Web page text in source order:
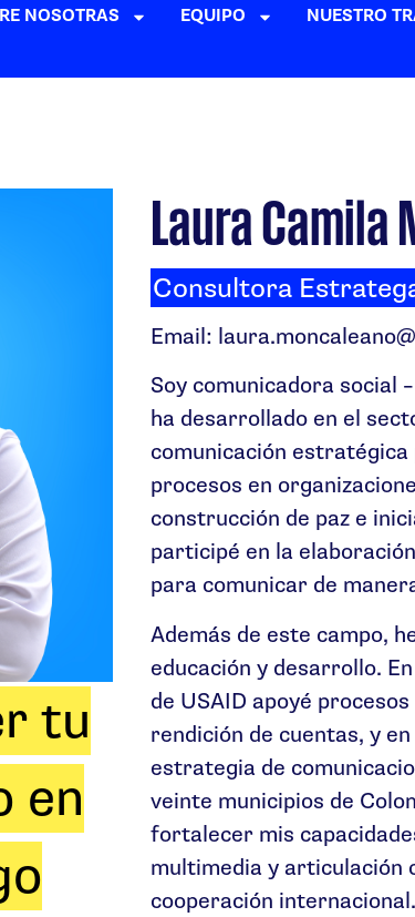
NOSOTRAS EQUIPO NUESTRO
tu
en
Laura Camila
Consultora
Email:
Soy comunicadora social
ha desarrollado en el
comunicación
procesos en
construcción de paz e
participé en la
para comunicar de
Además de este campo,
educación y desarrollo.
de USAID apoyé
rendición de cuentas, y
estrategia de
veinte municipios de
fortalecer mis
multimedia y articulación
cooperación internacional.